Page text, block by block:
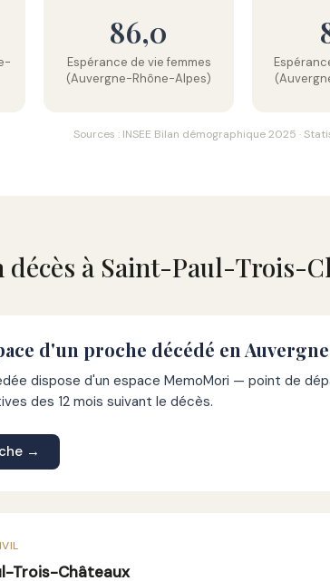
86,0
Espérance de vie femmes
(Auvergne-Rhône-Alpes)
Sources : INSEE Bilan démographique 2025 ·
à Saint-Paul-Trois-
d'un proche décédé en
dispose d'un espace MemoMori — point de
des 12 mois suivant le décès.
→
Trois-Châteaux